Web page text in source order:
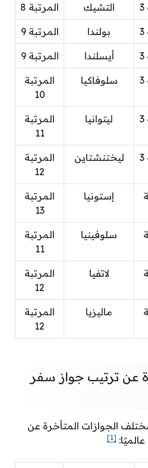
التشيك المرتبة 8
بولندا المرتبة 9
أيسلندا المرتبة 9
سلوفاكيا
المرتبة
10
ليتوانيا
المرتبة
11
ليختنشتاين
المرتبة
12
إستونيا
المرتبة
13
سلوفينيا
المرتبة
11
لاتفيا
المرتبة
12
ماليزيا
المرتبة
12
عن ترتيب جواز سفر
الجوازات المتأخرة عن
[1]